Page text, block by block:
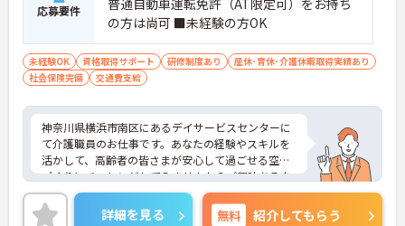
応募要件
普通自動車運転免許（AT限定可）をお持ち
の方は尚可 ■未経験の方OK
未経験OK 資格取得サポート 研修制度あり
産休･育休･介護休暇取得実績あり
社会保険完備
交通費支給
神奈川県横浜市南区にあるデイサービスセンターに
て介護職員のお仕事です。あなたの経験やスキルを
活かして、高齢者の皆さまが安心して過ごせる空間
づくりにチャレンジしてみませんか？ご興味ある方
には、面接対策ポイントなど、さらに詳細をお話し
いたしますのでお気軽にご相談ください。
詳細を見る 無料 紹介してもらう